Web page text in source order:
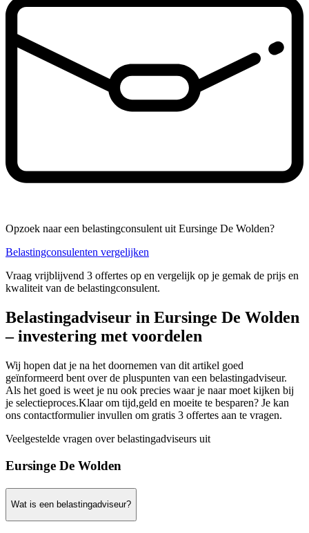
Opzoek naar een belastingconsulent uit Eursinge De Wolden?
Belastingconsulenten vergelijken
Vraag vrijblijvend 3 offertes op en vergelijk op je gemak de prijs en
kwaliteit van de belastingconsulent.
Belastingadviseur in Eursinge De Wolden
– investering met voordelen
Wij hopen dat je na het doornemen van dit artikel goed
geïnformeerd bent over de pluspunten van een belastingadviseur.
Als het goed is weet je nu ook precies waar je naar moet kijken bij
je selectieproces.Klaar om tijd,geld en moeite te besparen? Je kan
ons contactformulier invullen om gratis 3 offertes aan te vragen.
Veelgestelde vragen over belastingadviseurs uit
Eursinge De Wolden
Wat is een belastingadviseur?